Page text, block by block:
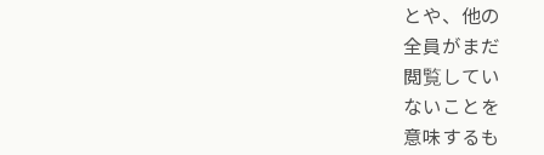
とや、他の
全員がまだ
閲覧してい
ないことを
意味するも